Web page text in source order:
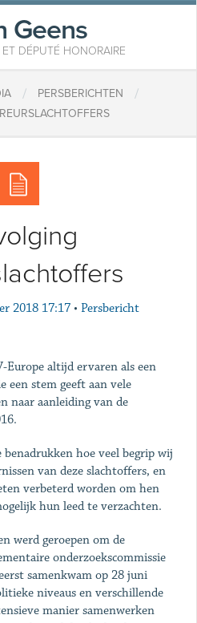
Geens
DÉPUTÉ HONORAIRE
/ PERSBERICHTEN /
2018 17:17 • Persbericht
altijd ervaren als een
een stem geeft aan vele
naar aanleiding van de
hoe veel begrip wij
van deze slachtoffers, en
verbeterd worden om hen
hun leed te verzachten.
werd geroepen om de
onderzoekscommissie
samenkwam op 28 juni
niveaus en verschillende
manier samenwerken